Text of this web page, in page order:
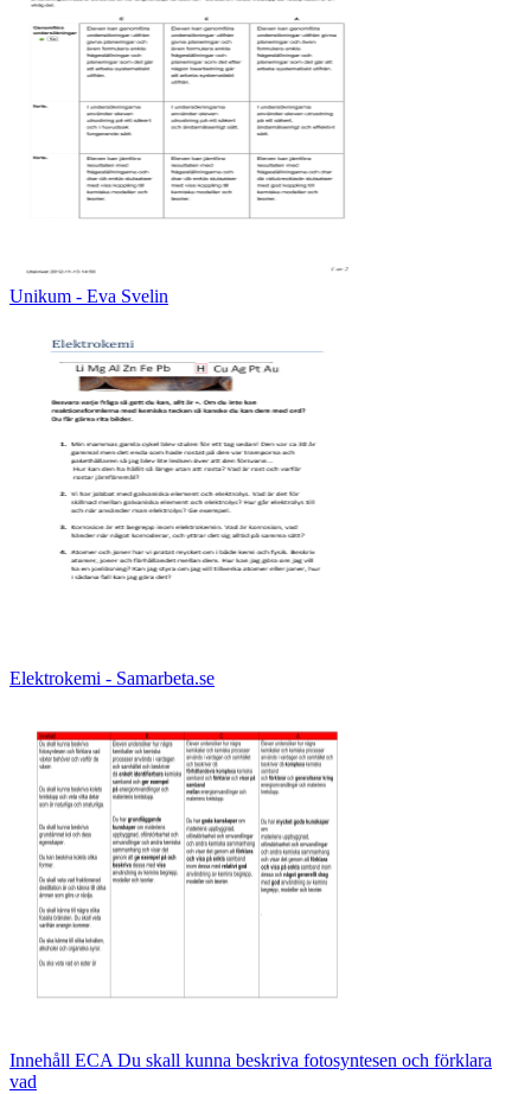
Unikum - Eva Svelin
Elektrokemi - Samarbeta.se
Innehåll ECA Du skall kunna beskriva fotosyntesen och förklara
vad